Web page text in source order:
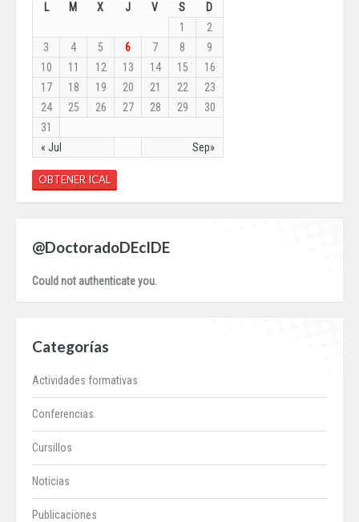
L
M X J V S D
« Jul Sep»
1
2
3
4 5 6 7 8
9
10
11 12 13 14 15
16
17
18 19 20 21 22
23
24
25 26 27 28 29
30
31
OBTENER ICAL
@DoctoradoDEcIDE
Could not authenticate you.
Categorías
Actividades formativas
Conferencias
Cursillos
Noticias
Publicaciones